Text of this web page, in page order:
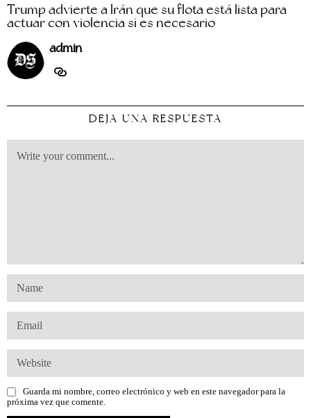
Trump advierte a Irán que su flota está lista para
actuar con violencia si es necesario
admin
DEJA UNA RESPUESTA
Guarda mi nombre, correo electrónico y web en este navegador para la
próxima vez que comente.